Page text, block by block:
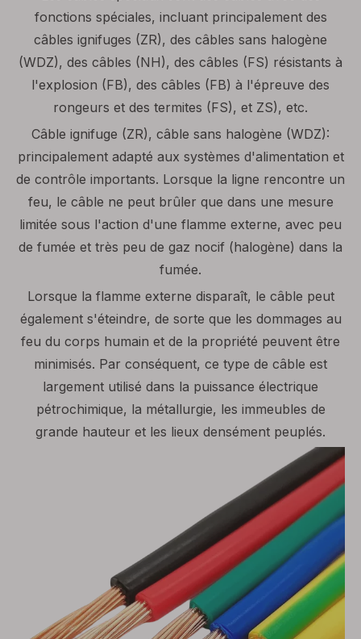
fonctions spéciales, incluant principalement des
câbles ignifuges (ZR), des câbles sans halogène
(WDZ), des câbles (NH), des câbles (FS) résistants à
l'explosion (FB), des câbles (FB) à l'épreuve des
rongeurs et des termites (FS), et ZS), etc.
Câble ignifuge (ZR), câble sans halogène (WDZ):
principalement adapté aux systèmes d'alimentation et
de contrôle importants. Lorsque la ligne rencontre un
feu, le câble ne peut brûler que dans une mesure
limitée sous l'action d'une flamme externe, avec peu
de fumée et très peu de gaz nocif (halogène) dans la
fumée.
Lorsque la flamme externe disparaît, le câble peut
également s'éteindre, de sorte que les dommages au
feu du corps humain et de la propriété peuvent être
minimisés. Par conséquent, ce type de câble est
largement utilisé dans la puissance électrique
pétrochimique, la métallurgie, les immeubles de
grande hauteur et les lieux densément peuplés.